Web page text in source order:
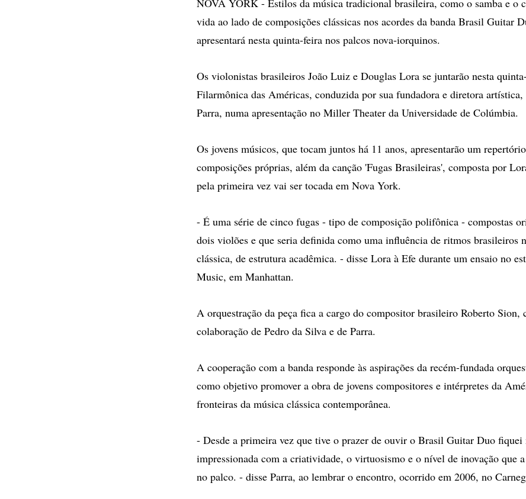
NOVA YORK - Estilos da música tradicional brasileira, como o samba e o
vida ao lado de composições clássicas nos acordes da banda Brasil Guitar
apresentará nesta quinta-feira nos palcos nova-iorquinos.
Os violonistas brasileiros João Luiz e Douglas Lora se juntarão nesta
Filarmônica das Américas, conduzida por sua fundadora e diretora
Parra, numa apresentação no Miller Theater da Universidade de Colúmbia.
Os jovens músicos, que tocam juntos há 11 anos, apresentarão um
composições próprias, além da canção 'Fugas Brasileiras', composta por
pela primeira vez vai ser tocada em Nova York.
- É uma série de cinco fugas - tipo de composição polifônica - compostas
dois violões e que seria definida como uma influência de ritmos brasileiros
clássica, de estrutura acadêmica. - disse Lora à Efe durante um ensaio no
Music, em Manhattan.
A orquestração da peça fica a cargo do compositor brasileiro Roberto Sion,
colaboração de Pedro da Silva e de Parra.
A cooperação com a banda responde às aspirações da recém-fundada
como objetivo promover a obra de jovens compositores e intérpretes da
fronteiras da música clássica contemporânea.
- Desde a primeira vez que tive o prazer de ouvir o Brasil Guitar Duo
impressionada com a criatividade, o virtuosismo e o nível de inovação que
no palco. - disse Parra, ao lembrar o encontro, ocorrido em 2006, no